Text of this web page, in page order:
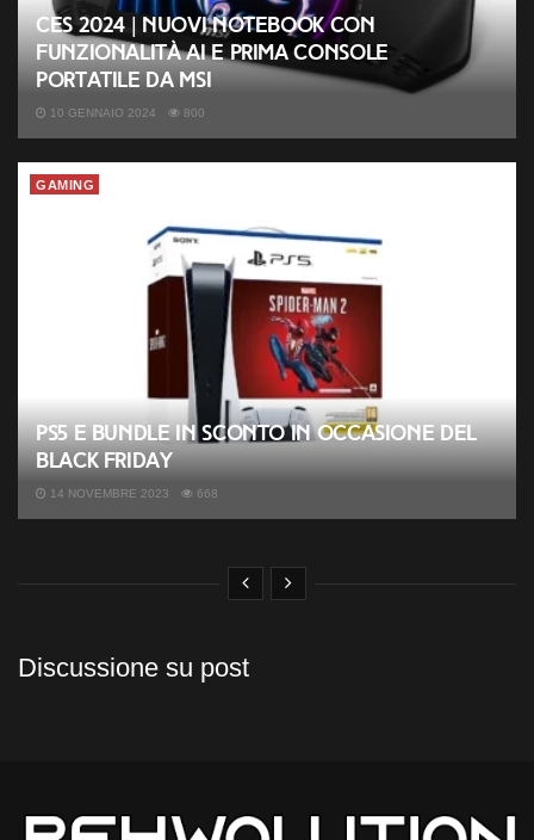
CES 2024 | Nuovi notebook con
funzionalità AI e prima console
portatile da MSI
10 GENNAIO 2024 800
GAMING
PS5 e bundle in sconto in occasione del
Black Friday
14 NOVEMBRE 2023 668
Discussione su post